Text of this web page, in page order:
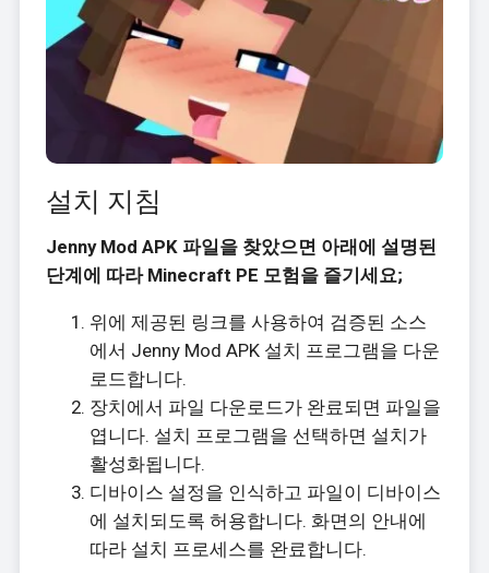
설치 지침
Jenny Mod APK 파일을 찾았으면 아래에 설명된
단계에 따라 Minecraft PE 모험을 즐기세요;
위에 제공된 링크를 사용하여 검증된 소스
에서 Jenny Mod APK 설치 프로그램을 다운
로드합니다.
장치에서 파일 다운로드가 완료되면 파일을
엽니다. 설치 프로그램을 선택하면 설치가
활성화됩니다.
디바이스 설정을 인식하고 파일이 디바이스
에 설치되도록 허용합니다. 화면의 안내에
따라 설치 프로세스를 완료합니다.